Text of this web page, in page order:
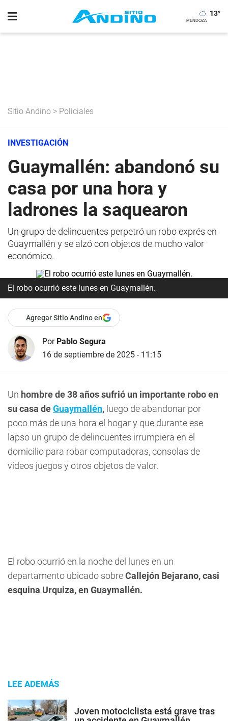
13°
Sitio Andino > Policiales
INVESTIGACIÓN
Guaymallén: abandonó su
casa por una hora y
ladrones la saquearon
Un grupo de delincuentes perpetró un robo exprés en
Guaymallén y se alzó con objetos de mucho valor
económico.
El robo ocurrió este lunes en Guaymallén.
Agregar Sitio Andino en
Por Pablo Segura
16 de septiembre de 2025 - 11:15
Un hombre de 38 años sufrió un importante robo en
su casa deGuaymallén, luego de abandonar por
poco más de una hora el hogar y que durante ese
lapso un grupo de delincuentes irrumpiera en el
domicilio para robar computadoras, consolas de
videos juegos y otros objetos de valor.
El robo ocurrió en la noche del lunes en un
departamento ubicado sobreCallejón Bejarano, casi
esquina Urquiza, en Guaymallén.
LEE ADEMÁS
Joven motociclista está grave tras